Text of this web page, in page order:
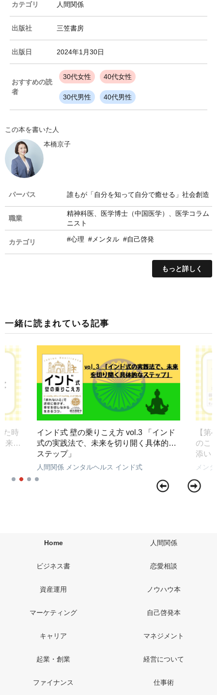
カテゴリ 人間関係
出版社 三笠書房
出版日 2024年1月30日
おすすめの読
者
30代女性 40代女性
30代男性 40代男性
この本を書いた人
本橋京子
パーパス 誰もが「自分を知って自分で癒せる」社会創造
職業
精神科医、医学博士（中国医学）、医学コラム
ニスト
カテゴリ #心理 #メンタル #自己啓発
もっと詳しく
一緒に読まれている記事
た時
来像
インド式 壁の乗りこえ方 vol.3 「インド
式の実践法で、未来を切り開く具体的な
ステップ」
人間関係 メンタルヘルス インド式
【第
のこ
添い
メン
Home 人間関係
ビジネス書 恋愛相談
資産運用 ノウハウ本
マーケティング 自己啓発本
キャリア マネジメント
起業・創業 経営について
ファイナンス 仕事術